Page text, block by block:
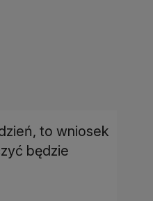
to wniosek
będzie